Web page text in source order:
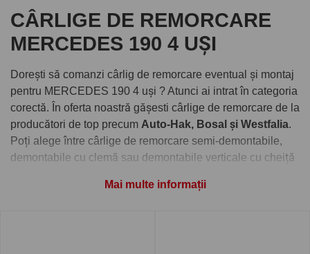
CÂRLIGE DE REMORCARE
MERCEDES 190 4 UȘI
Dorești să comanzi cârlig de remorcare eventual și montaj
pentru MERCEDES 190 4 uși ? Atunci ai intrat în categoria
corectă. În oferta noastră gășesti cârlige de remorcare de la
producători de top precum Auto-Hak, Bosal și Westfalia.
Poți alege între cârlige de remorcare semi-demontabile,
demontabile cu clemă sau demontabile verticale cu cheiță
Mai multe informații